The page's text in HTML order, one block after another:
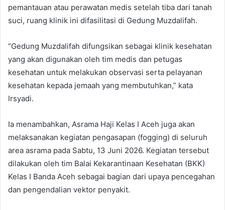
pemantauan atau perawatan medis setelah tiba dari tanah
suci, ruang klinik ini difasilitasi di Gedung Muzdalifah.
“Gedung Muzdalifah difungsikan sebagai klinik kesehatan
yang akan digunakan oleh tim medis dan petugas
kesehatan untuk melakukan observasi serta pelayanan
kesehatan kepada jemaah yang membutuhkan,” kata
Irsyadi.
Ia menambahkan, Asrama Haji Kelas I Aceh juga akan
melaksanakan kegiatan pengasapan (fogging) di seluruh
area asrama pada Sabtu, 13 Juni 2026. Kegiatan tersebut
dilakukan oleh tim Balai Kekarantinaan Kesehatan (BKK)
Kelas I Banda Aceh sebagai bagian dari upaya pencegahan
dan pengendalian vektor penyakit.